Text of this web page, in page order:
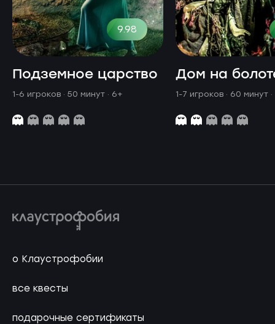
9.98
Подземное царство
1-6 игроков · 50 минут · 6+
Дом на
1-7 игроков · 60 минут
о Клаустрофобии
все квесты
подарочные сертификаты